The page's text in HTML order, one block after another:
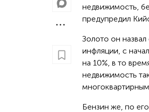
недвижимость,
предупредил
Золото он
инфляции, с
на 10%, в то
недвижимость
Бензин же, по